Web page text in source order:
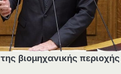
βιομηχανικής